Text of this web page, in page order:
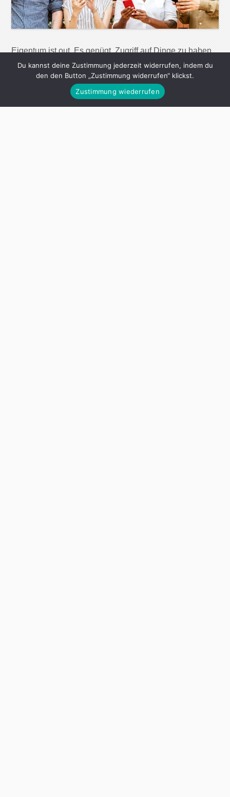
Eigentum ist out. Es genügt, Zugriff auf Dinge zu haben,
sie zu teilen. Das ist das Credo der Sharing Economy.
Aber warum setzt sie sich nicht durch? Ein Gespräch mit
Philipp Glöckler, einem Pionier der Branche. brand eins:
Du kannst deine Zustimmung jederzeit widerrufen, indem du
den den Button „Zustimmung widerrufen“ klickst.
Zustimmung wiederrufen